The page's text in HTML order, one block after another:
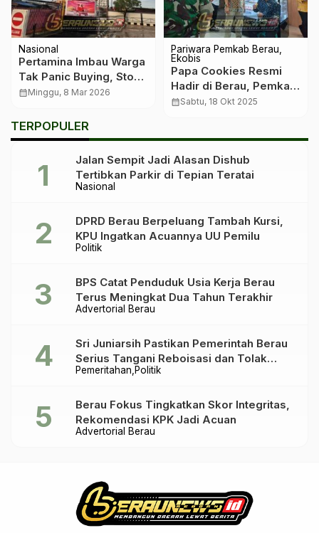
Nasional
Pertamina Imbau Warga
Tak Panic Buying, Stok
BBM Nasional
calendar_monthMinggu, 8 Mar 2026
Pariwara Pemkab Berau
Ekobis
Papa Cookies Resmi
Hadir di Berau, Pemkab
Dorong UMKM Terus
calendar_monthSabtu, 18 Okt 2025
TERPOPULER
Nasional
Jalan Sempit Jadi Alasan Dishub
Tertibkan Parkir di Tepian Teratai
Politik
DPRD Berau Berpeluang Tambah Kursi,
KPU Ingatkan Acuannya UU Pemilu
Advertorial Berau
BPS Catat Penduduk Usia Kerja Berau
Terus Meningkat Dua Tahun Terakhir
Pemeritahan Politik
Sri Juniarsih Pastikan Pemerintah Berau
Serius Tangani Reboisasi dan Tolak
Praktik Ilegal
Advertorial Berau
Berau Fokus Tingkatkan Skor Integritas,
Rekomendasi KPK Jadi Acuan